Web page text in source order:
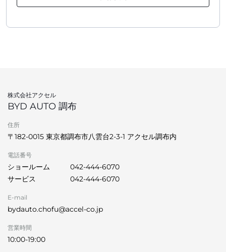
株式会社アクセル
BYD AUTO 調布
住所
〒182-0015 東京都調布市八雲台2-3-1 アクセル調布内
電話番号
ショールーム
042-444-6070
サービス
042-444-6070
E-mail
bydauto.chofu@accel-co.jp
営業時間
10:00-19:00